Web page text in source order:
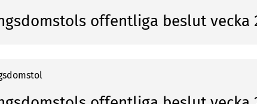
offentliga beslut vecka